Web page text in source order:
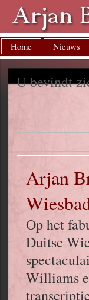
Home Nieuws
U bevindt
Arjan
Op het
Duitse
Williams